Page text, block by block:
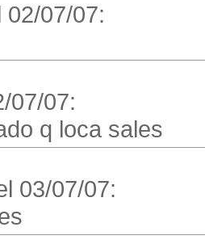
02/07/07:
07/07:
q loca sales
03/07/07: